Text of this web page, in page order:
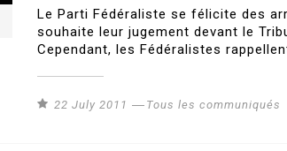
Le Parti Fédéraliste se félicite des
souhaite leur jugement devant le
Cependant, les Fédéralistes
22 July 2011 Tous les communiqués